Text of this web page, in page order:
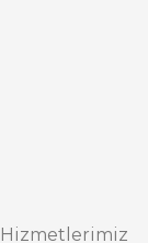
Hizmetlerimiz